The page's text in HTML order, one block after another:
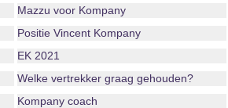
Mazzu voor Kompany
Positie Vincent Kompany
EK 2021
Welke vertrekker graag gehouden?
Kompany coach